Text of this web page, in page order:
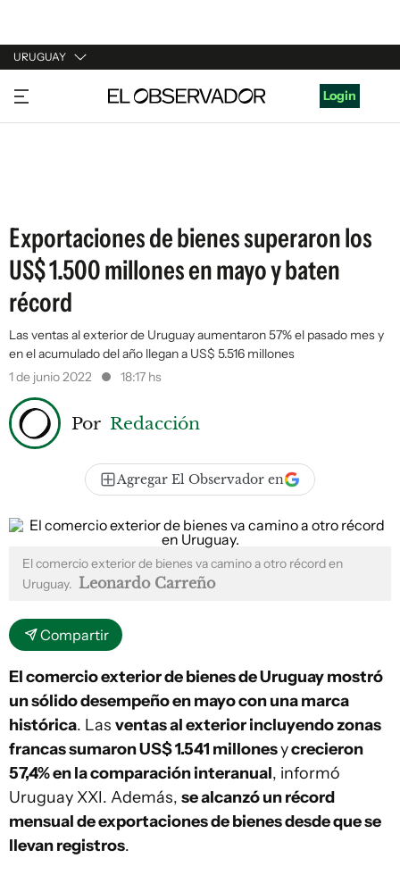
URUGUAY
URUGUAY
ARGENTINA
Login
Exportaciones de bienes superaron los
US$ 1.500 millones en mayo y baten
récord
Las ventas al exterior de Uruguay aumentaron 57% el pasado mes y
en el acumulado del año llegan a US$ 5.516 millones
1 de junio 2022
18:17 hs
Por Redacción
Agregar El Observador en
El comercio exterior de bienes va camino a otro récord en
Uruguay. Leonardo Carreño
Compartir
El comercio exterior de bienes de Uruguay mostró
un sólido desempeño en mayo con una marca
histórica. Las ventas al exterior incluyendo zonas
francas sumaron US$ 1.541 millonesycrecieron
57,4% en la comparación interanual, informó
Uruguay XXI. Además, se alcanzó un récord
mensual de exportaciones de bienes desde que se
llevan registros.